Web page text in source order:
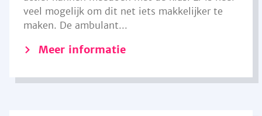
veel mogelijk om dit net iets makkelijker te
maken. De ambulant...
Meer informatie